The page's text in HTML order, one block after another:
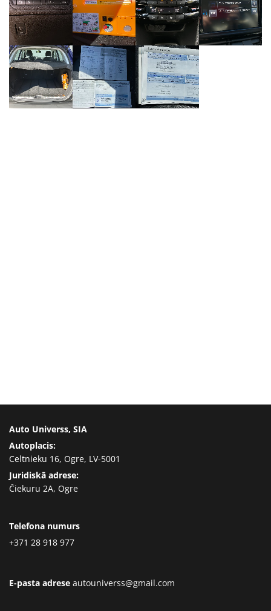
Auto Universs, SIA
Autoplacis:
Celtnieku 16, Ogre, LV-5001
Juridiskā adrese:
Čiekuru 2A, Ogre
Telefona numurs
+371 28 918 977
E-pasta adrese autouniverss@gmail.com